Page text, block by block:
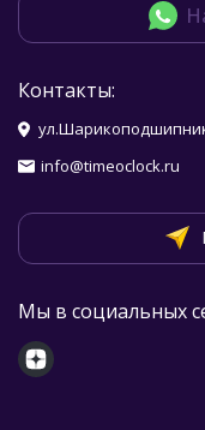
Контакты:
info@timeoclock.ru
Мы в социальных